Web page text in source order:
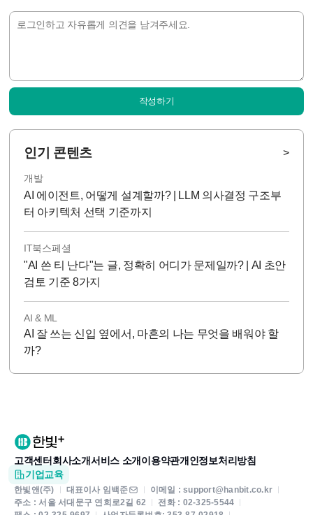
작성하기
인기 콘텐츠 >
개발
AI 에이전트, 어떻게 설계할까? | LLM 의사결정 구조부
터 아키텍처 선택 기준까지
IT북스페셜
"AI 쓴 티 난다"는 글, 정확히 어디가 문제일까? | AI 초안
검토 기준 8가지
AI & ML
AI 잘 쓰는 신입 옆에서, 마흔의 나는 무엇을 배워야 할
까?
고객센터 회사소개서비스 소개 이용약관개인정보처리방침
기업교육
한빛앤(주) 대표이사 임백준
이메일 : support@hanbit.co.kr
주소 : 서울 서대문구 연희로2길 62
전화 : 02-325-5544